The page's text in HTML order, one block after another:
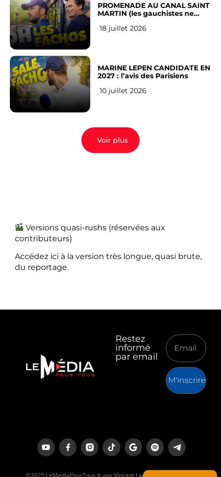
PROMENADE AU CANAL SAINT
MARTIN (les gauchistes ne
18 juillet 2026
MARINE LEPEN CANDIDATE EN
2027 : l’avis des Parisiens
10 juillet 2026
Voir plus
Versions quasi-rushs (réservées aux
contributeurs)
Accédez ici à la version très longue, quasi brute,
du reportage.
Restez
informé
par email
M'inscrire
©2025 LeMediaPourTous.fr par Vincent Lapierre est un média